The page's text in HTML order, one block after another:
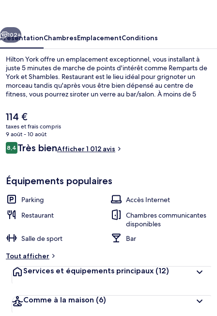
Suivant
102+
PrésentationChambresEmplacementConditions
Hilton York offre un emplacement exceptionnel, vous installant à
juste 5 minutes de marche de points d'intérêt comme Remparts de
York et Shambles. Restaurant est le lieu idéal pour grignoter un
morceau tandis qu'après vous être bien dépensé au centre de
fitness, vous pourrez siroter un verre au bar/salon. À moins de 5
Minster (cathédrale gothique) et Hippodrome de York. Les autres
voyageurs ne tarissent pas d'éloges en ce qui concerne le personnel
attentionné et le petit déjeuner.
Le
prix
actuel
est
de
114 €
taxes et frais compris
9 août - 10 août
Avis
voyageurs
8,48,4 sur 10
Très bienAfficher 1 012 avis
Équipements populaires
Parking
Accès Internet
Restaurant
Chambres communicantes
disponibles
Salle de sport
Bar
Tout afficher
Services et équipements principaux (12)
Comme à la maison (6)